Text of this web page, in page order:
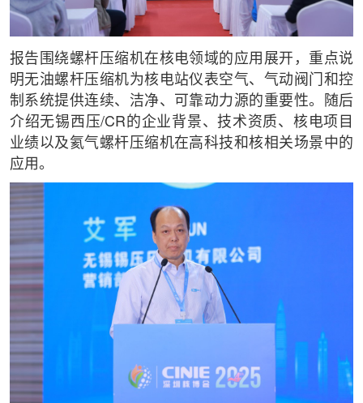
报告围绕螺杆压缩机在核电领域的应用展开，重点说
明无油螺杆压缩机为核电站仪表空气、气动阀门和控
制系统提供连续、洁净、可靠动力源的重要性。随后
介绍无锡西压/CR的企业背景、技术资质、核电项目
业绩以及氦气螺杆压缩机在高科技和核相关场景中的
应用。